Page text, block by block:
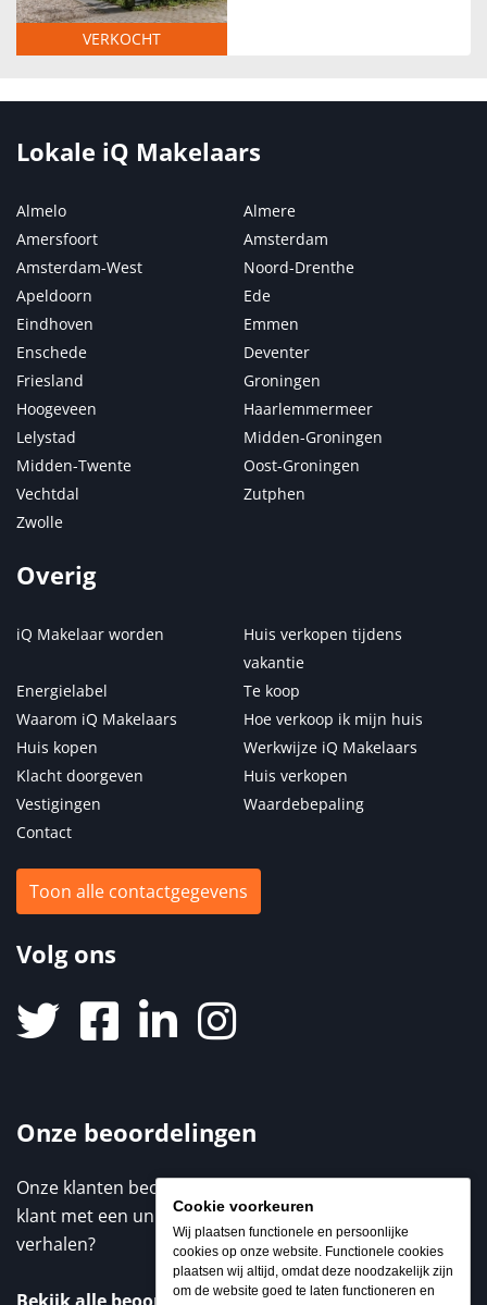
Cookie voorkeuren
Wij plaatsen functionele en persoonlijke
cookies op onze website. Functionele cookies
plaatsen wij altijd, omdat deze noodzakelijk zijn
om de website goed te laten functioneren en
VERKOCHT
Lokale iQ Makelaars
Almelo
Almere
Amersfoort
Amsterdam
Amsterdam-West
Noord-Drenthe
Apeldoorn
Ede
Eindhoven
Emmen
Enschede
Deventer
Friesland
Groningen
Hoogeveen
Haarlemmermeer
Lelystad
Midden-Groningen
Midden-Twente
Oost-Groningen
Vechtdal
Zutphen
Zwolle
Overig
iQ Makelaar worden
Huis verkopen tijdens
vakantie
Energielabel
Te koop
Waarom iQ Makelaars
Hoe verkoop ik mijn huis
Huis kopen
Werkwijze iQ Makelaars
Klacht doorgeven
Huis verkopen
Vestigingen
Waardebepaling
Contact
Toon alle contactgegevens
Volg ons
Onze beoordelingen
Onze klanten beoordelen ons met een 9,3 / 10. Elke
klant met een unieke ervaring. Benieuwd naar de
verhalen?